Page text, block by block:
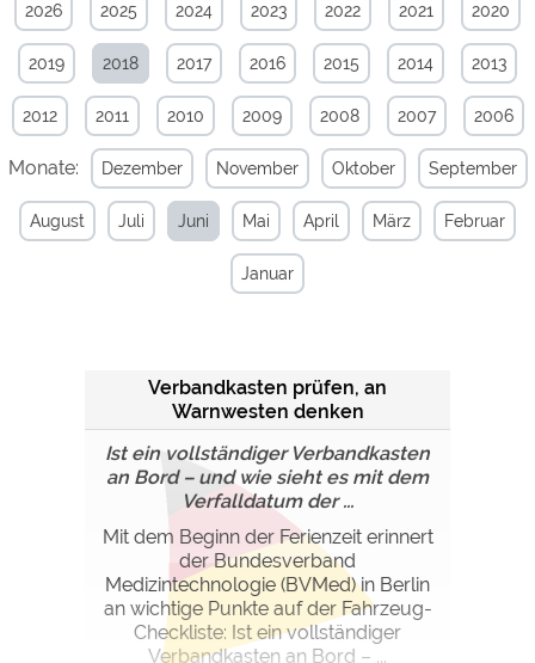
2026 2025 2024 2023 2022 2021 2020
2019 2018 2017 2016 2015 2014 2013
2012 2011 2010 2009 2008 2007 2006
Monate: Dezember November Oktober September
August Juli Juni Mai April März Februar
Januar
Verbandkasten prüfen, an
Warnwesten denken
Ist ein vollständiger Verbandkasten
an Bord – und wie sieht es mit dem
Verfalldatum der ...
Mit dem Beginn der Ferienzeit erinnert
der Bundesverband
Medizintechnologie (BVMed) in Berlin
an wichtige Punkte auf der Fahrzeug-
Checkliste: Ist ein vollständiger
Verbandkasten an Bord – ...
Essenziell
Essenzielle Cookies ermöglichen grundlegende
Funktionen und sind für die einwandfreie Funktion der
werden Teile der Websitenicht funktionieren.
Externe Medien
YouTube (Videos von
Campingplätzen)
https://policies.google.com/privacy
Campingplatzvorschau (Vorschau
siehe Datenschutzerklärung des
jeweiligen Anbieters
Google reCAPTCHA (Formulare) https://policies.google.com/privacy
Statistiken
https://policies.google.com/privacy
Marketing
https://policies.google.com/privacy
Google AdSense
https://policies.google.com/privacy